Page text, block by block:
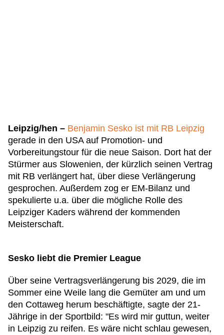
Leipzig/hen – Benjamin Sesko ist mit RB Leipzig
gerade in den USA auf Promotion- und
Vorbereitungstour für die neue Saison. Dort hat der
Stürmer aus Slowenien, der kürzlich seinen Vertrag
mit RB verlängert hat, über diese Verlängerung
gesprochen. Außerdem zog er EM-Bilanz und
spekulierte u.a. über die mögliche Rolle des
Leipziger Kaders während der kommenden
Meisterschaft.
Sesko liebt die Premier League
Über seine Vertragsverlängerung bis 2029, die im
Sommer eine Weile lang die Gemüter am und um
den Cottaweg herum beschäftigte, sagte der 21-
Jährige in der Sportbild: "Es wird mir guttun, weiter
in Leipzig zu reifen. Es wäre nicht schlau gewesen,